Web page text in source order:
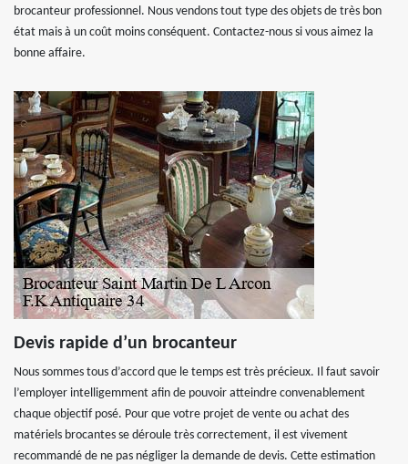
brocanteur professionnel. Nous vendons tout type des objets de très bon
état mais à un coût moins conséquent. Contactez-nous si vous aimez la
bonne affaire.
Devis rapide d’un brocanteur
Nous sommes tous d’accord que le temps est très précieux. Il faut savoir
l’employer intelligemment afin de pouvoir atteindre convenablement
chaque objectif posé. Pour que votre projet de vente ou achat des
matériels brocantes se déroule très correctement, il est vivement
recommandé de ne pas négliger la demande de devis. Cette estimation